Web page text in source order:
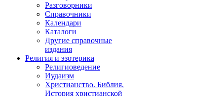
Разговорники
Справочники
Календари
Каталоги
Другие справочные
издания
Религия и эзотерика
Религиоведение
Иудаизм
Христианство. Библия.
История христианской